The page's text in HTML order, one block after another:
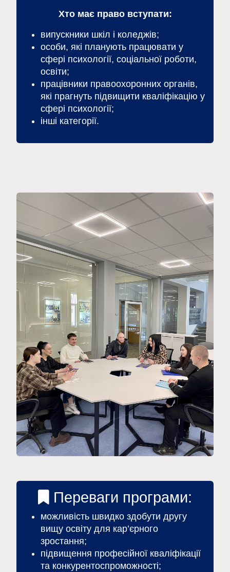
Хто має право вступати:
випускники шкіл і коледжів;
особи, які планують працювати у
сфері психології, соціальної роботи,
освіти;
працівники правоохоронних органів,
які прагнуть підвищити кваліфікацію у
сфері психології;
інші категорії.
Переваги програми:
можливість швидко здобути другу
вищу освіту для кар’єрного
зростання;
підвищення професійної кваліфікації
та конкурентоспроможності;